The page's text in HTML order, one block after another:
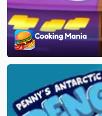
Cooking Mania